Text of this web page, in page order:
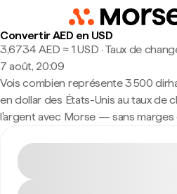
Convertir AED en USD
3,6734 AED ≈ 1 USD · Taux de
7 août, 20:09
Vois combien représente 3 500
en dollar des États-Unis au taux de
l'argent avec Morse — sans marges